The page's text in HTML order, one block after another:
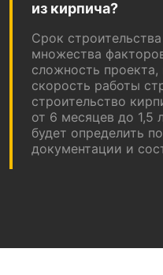
из кирпича?
Срок
множества
сложность
скорость работы
строительство
от 6 месяцев до 1,5
будет определить
документации и